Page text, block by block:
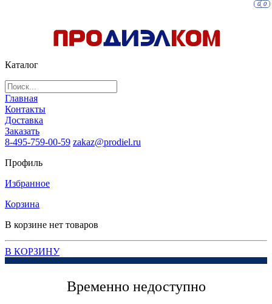
Каталог
Главная
Контакты
Доставка
Заказать
8-495-759-00-59 zakaz@prodiel.ru
Профиль
Избранное
0
Корзина
0
В корзине нет товаров
В КОРЗИНУ
Временно недоступно